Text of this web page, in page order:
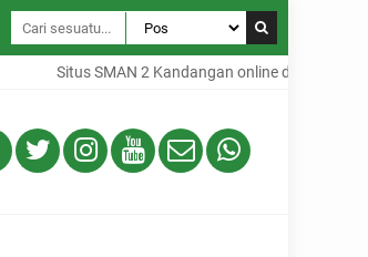
Situs SMAN 2 Kandangan online dari Desa